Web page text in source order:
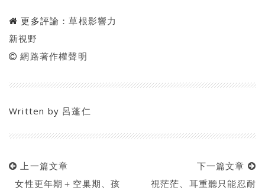
更多評論：草根影響力
新視野
網路著作權聲明
Written by 呂蓬仁
上一篇文章
女性更年期＋空巢期、孩
下一篇文章
視茫茫、耳重聽只能忍耐